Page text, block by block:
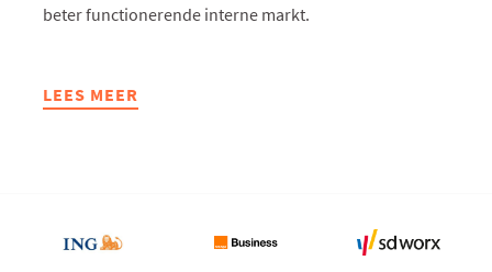
beter functionerende interne markt.
LEES MEER
ABOUT
UITVOERING